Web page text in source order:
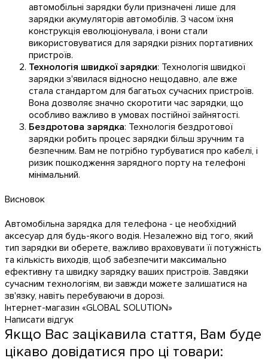
автомобільні зарядки були призначені лише для
зарядки акумуляторів автомобілів. З часом їхня
конструкція еволюціонувала, і вони стали
використовуватися для зарядки різних портативних
пристроїв.
Технологія швидкої зарядки: Технологія швидкої
зарядки з'явилася відносно нещодавно, але вже
стала стандартом для багатьох сучасних пристроїв.
Вона дозволяє значно скоротити час зарядки, що
особливо важливо в умовах постійної зайнятості.
Бездротова зарядка: Технологія бездротової
зарядки робить процес зарядки більш зручним та
безпечним. Вам не потрібно турбуватися про кабелі, і
ризик пошкодження зарядного порту на телефоні
мінімальний.
Висновок
Автомобільна зарядка для телефона - це необхідний
аксесуар для будь-якого водія. Незалежно від того, який
тип зарядки ви оберете, важливо враховувати її потужність
та кількість виходів, щоб забезпечити максимально
ефективну та швидку зарядку ваших пристроїв. Завдяки
сучасним технологіям, ви завжди можете залишатися на
зв'язку, навіть перебуваючи в дорозі.
Інтернет-магазин «GLOBAL SOLUTION»
Написати відгук
Якщо Вас зацікавила стаття, Вам буде
цікаво довідатися про ці товари: